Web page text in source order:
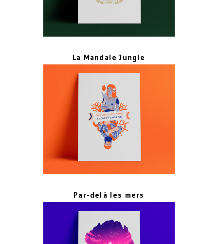
La Mandale Jungle
Par-delà les mers